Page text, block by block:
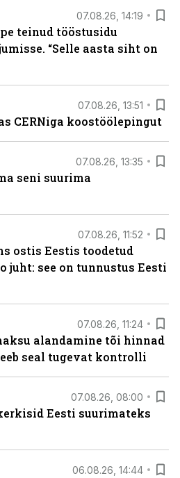
07.08.26, 14:19
teinud tööstusidu
“Selle aasta siht on
07.08.26, 13:51
CERNiga koostöölepingut
07.08.26, 13:35
seni suurima
07.08.26, 11:52
ostis Eestis toodetud
juht: see on tunnustus Eesti
07.08.26, 11:24
alandamine tõi hinnad
seal tugevat kontrolli
07.08.26, 08:00
Eesti suurimateks
06.08.26, 14:44